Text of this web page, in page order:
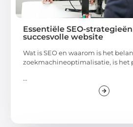
Essentiële SEO-
succesvolle website
Wat is SEO en waarom is het
zoekmachineoptimalisatie, is het
...